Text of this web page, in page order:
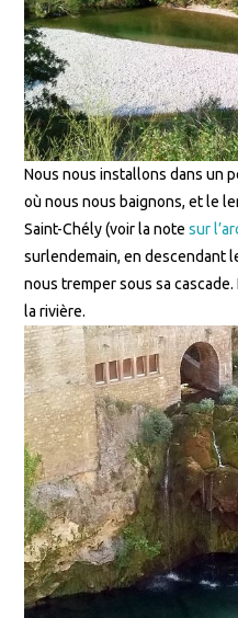
Nous nous installons dans un
où nous nous baignons, et le
Saint-Chély (voir la notesur
surlendemain, en descendant
nous tremper sous sa
la rivière.